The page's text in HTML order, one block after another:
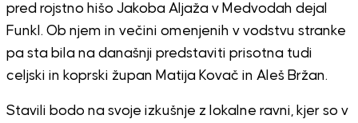
pred rojstno hišo Jakoba Aljaža v Medvodah dejal
Funkl. Ob njem in večini omenjenih v vodstvu stranke
pa sta bila na današnji predstaviti prisotna tudi
celjski in koprski župan Matija Kovač in Aleš Bržan.
Stavili bodo na svoje izkušnje z lokalne ravni, kjer so v